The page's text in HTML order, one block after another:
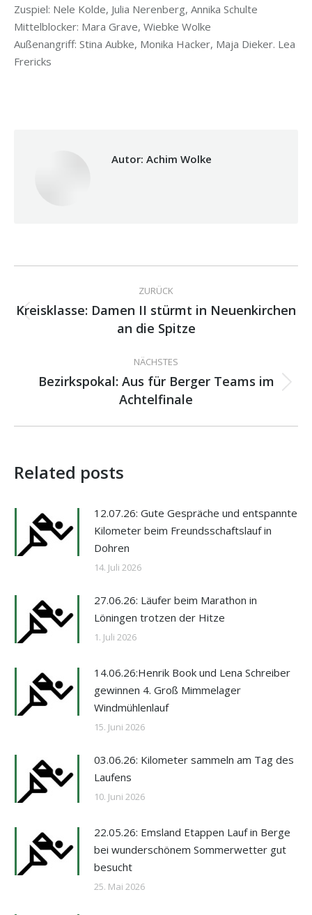
Zuspiel: Nele Kolde, Julia Nerenberg, Annika Schulte
Mittelblocker: Mara Grave, Wiebke Wolke
Außenangriff: Stina Aubke, Monika Hacker, Maja Dieker. Lea
Frericks
Autor: Achim Wolke
Kommentarnavigation
ZURÜCK
Vorheriger
Beitrag:
Kreisklasse: Damen II stürmt in Neuenkirchen
an die Spitze
NÄCHSTES
Nächster
Beitrag:
Bezirkspokal: Aus für Berger Teams im
Achtelfinale
Related posts
12.07.26: Gute Gespräche und entspannte
Kilometer beim Freundsschaftslauf in
Dohren
14. Juli 2026
27.06.26: Läufer beim Marathon in
Löningen trotzen der Hitze
1. Juli 2026
14.06.26:Henrik Book und Lena Schreiber
gewinnen 4. Groß Mimmelager
Windmühlenlauf
15. Juni 2026
03.06.26: Kilometer sammeln am Tag des
Laufens
10. Juni 2026
22.05.26: Emsland Etappen Lauf in Berge
bei wunderschönem Sommerwetter gut
besucht
25. Mai 2026